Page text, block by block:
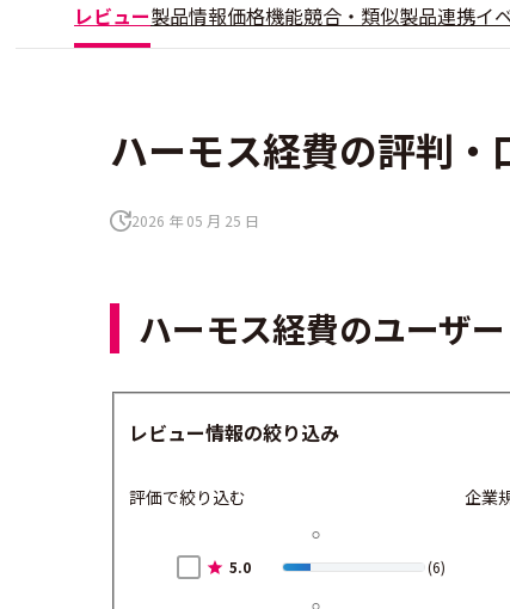
レビュー製品情報価格機能競合・類似製品連携イ
ハーモス経費の評判・
2026 年 05 月 25 日
ハーモス経費のユーザ
レビュー情報の絞り込み
評価で絞り込む
5.0 (6)
企業